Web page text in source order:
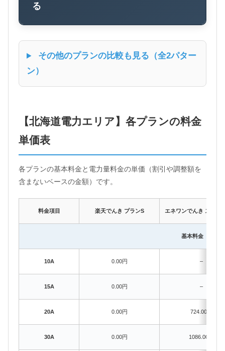
る
その他のプランの比較も見る（全2パター
ン）
【北海道電力エリア】各プランの料金
単価表
各プランの基本料金と電力量料金の単価（割引や調整額を
含まないベースの金額）です。
料金項目 楽天でんき プランS エネワンでんき スタン
基本料金（契約
10A 0.00円 –
15A 0.00円 –
20A 0.00円 724.00円
30A 0.00円 1086.00円